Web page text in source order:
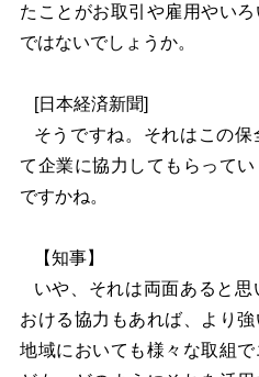
たことがお取引や雇用やい
ではないでしょうか。
[日本経済新聞]
そうですね。それはこの
て企業に協力してもらって
ですかね。
【知事】
いや、それは両面あると
おける協力もあれば、より
地域においても様々な取組